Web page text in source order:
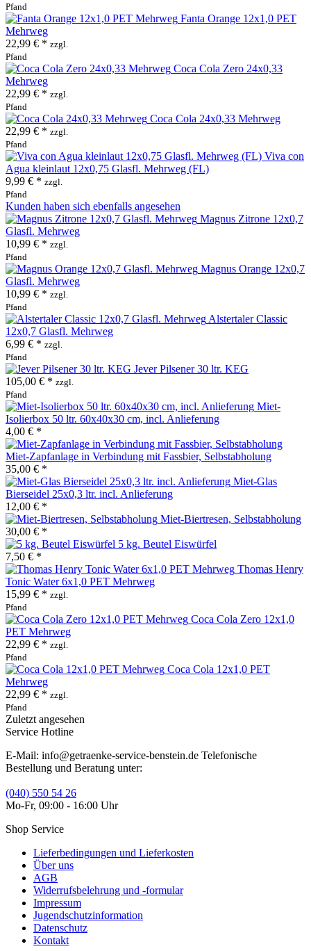
Pfand
Fanta Orange 12x1,0 PET
Mehrweg
22,99 € * zzgl.
Pfand
Coca Cola Zero 24x0,33
Mehrweg
22,99 € * zzgl.
Pfand
Coca Cola 24x0,33 Mehrweg
22,99 € * zzgl.
Pfand
Viva con
Agua kleinlaut 12x0,75 Glasfl. Mehrweg (FL)
9,99 € * zzgl.
Pfand
Kunden haben sich ebenfalls angesehen
Magnus Zitrone 12x0,7
Glasfl. Mehrweg
10,99 € * zzgl.
Pfand
Magnus Orange 12x0,7
Glasfl. Mehrweg
10,99 € * zzgl.
Pfand
Alstertaler Classic
12x0,7 Glasfl. Mehrweg
6,99 € * zzgl.
Pfand
Jever Pilsener 30 ltr. KEG
105,00 € * zzgl.
Pfand
Miet-
Isolierbox 50 ltr. 60x40x30 cm, incl. Anlieferung
4,00 € *
Miet-Zapfanlage in Verbindung mit Fassbier, Selbstabholung
35,00 € *
Miet-Glas
Bierseidel 25x0,3 ltr. incl. Anlieferung
12,00 € *
Miet-Biertresen, Selbstabholung
30,00 € *
5 kg. Beutel Eiswürfel
7,50 € *
Thomas Henry
Tonic Water 6x1,0 PET Mehrweg
15,99 € * zzgl.
Pfand
Coca Cola Zero 12x1,0
PET Mehrweg
22,99 € * zzgl.
Pfand
Coca Cola 12x1,0 PET
Mehrweg
22,99 € * zzgl.
Pfand
Zuletzt angesehen
Service Hotline
E-Mail: info@getraenke-service-benstein.de Telefonische
Bestellung und Beratung unter:
(040) 550 54 26
Mo-Fr, 09:00 - 16:00 Uhr
Shop Service
Lieferbedingungen und Lieferkosten
Über uns
AGB
Widerrufsbelehrung und -formular
Impressum
Jugendschutzinformation
Datenschutz
Kontakt